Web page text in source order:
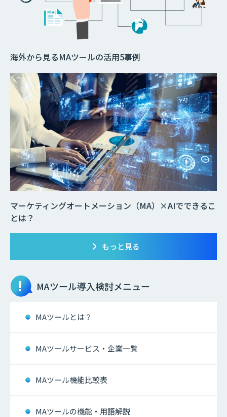
海外から見るMAツールの活用5事例
マーケティングオートメーション（MA）×AIでできるこ
とは？
もっと見る
MAツール導入検討メニュー
MAツールとは？
MAツールサービス・企業一覧
MAツール機能比較表
MAツールの機能・用語解説